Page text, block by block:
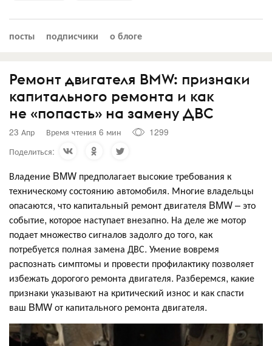
посты подписчики о блоге
Ремонт двигателя BMW: признаки
капитального ремонта и как
не «попасть» на замену ДВС
23 Апр Время чтения 6 мин
1299
Поделиться:
Владение BMW предполагает высокие требования к
техническому состоянию автомобиля. Многие владельцы
опасаются, что капитальный ремонт двигателя BMW – это
событие, которое наступает внезапно. На деле же мотор
подает множество сигналов задолго до того, как
потребуется полная замена ДВС. Умение вовремя
распознать симптомы и провести профилактику позволяет
избежать дорогого ремонта двигателя. Разберемся, какие
признаки указывают на критический износ и как спасти
ваш BMW от капитального ремонта двигателя.